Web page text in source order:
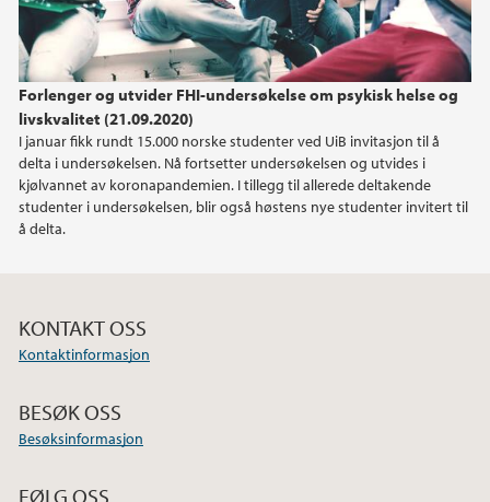
Forlenger og utvider FHI-undersøkelse om psykisk helse og
livskvalitet (21.09.2020)
I januar fikk rundt 15.000 norske studenter ved UiB invitasjon til å
delta i undersøkelsen. Nå fortsetter undersøkelsen og utvides i
kjølvannet av koronapandemien. I tillegg til allerede deltakende
studenter i undersøkelsen, blir også høstens nye studenter invitert til
å delta.
KONTAKT OSS
Kontaktinformasjon
BESØK OSS
Besøksinformasjon
FØLG OSS